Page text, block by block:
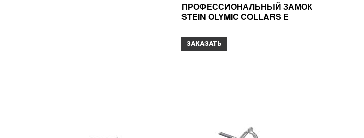
ПРОФЕССИОНАЛЬНЫЙ ЗАМОК
STEIN OLYMIC COLLARS Е
ЗАКАЗАТЬ